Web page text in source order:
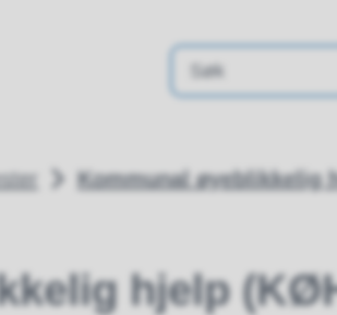
Kommunal øyeblikkelig
hjelp